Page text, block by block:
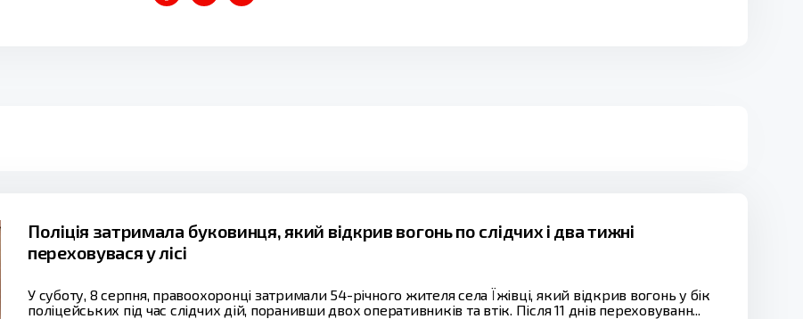
Поліція затримала буковинця, який відкрив вогонь по слідчих і два тижні
переховувася у лісі
У суботу, 8 серпня, правоохоронці затримали 54-річного жителя села Їжівці, який відкрив вогонь у бік
поліцейських під час слідчих дій, поранивши двох оперативників та втік. Після 11 днів переховуванн...